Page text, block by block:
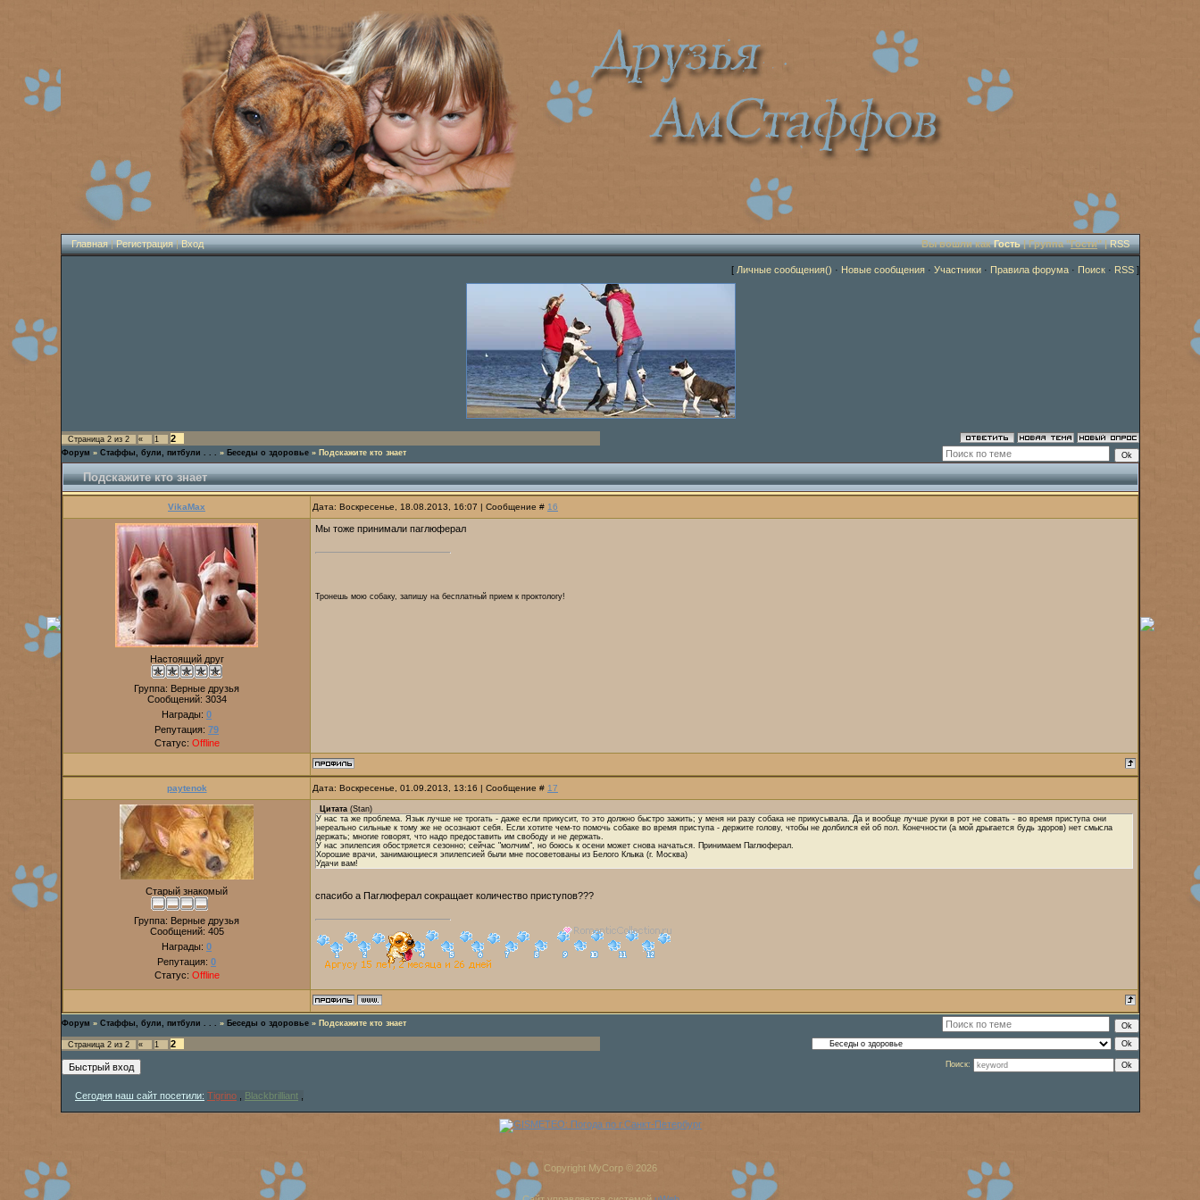
Главная|Регистрация|Вход Вы вошли какГость| Группа "Гости" |RSS
[ Личные сообщения() · Новые сообщения · Участники · Правила форума · Поиск · RSS ]
Страница 2 из 2 « 1 2
Форум » Стаффы, були, питбули . . . » Беседы о здоровье » Подскажите кто знает
Подскажите кто знает
VikaMax Дата: Воскресенье, 18.08.2013, 16:07 | Сообщение # 16
Настоящий друг
Группа: Верные друзья
Сообщений: 3034
Награды: 0
Репутация: 79
Статус: Offline
Мы тоже принимали паглюферал
Тронешь мою собаку, запишу на бесплатный прием к проктологу!
paytenok Дата: Воскресенье, 01.09.2013, 13:16 | Сообщение # 17
Старый знакомый
Группа: Верные друзья
Сообщений: 405
Награды: 0
Репутация: 0
Статус: Offline
Цитата (Stan)
У нас та же проблема. Язык лучше не трогать - даже если прикусит, то это должно быстро зажить; у меня ни разу собака не прикусывала. Да и вообще лучше руки в рот не совать - во время приступа они
нереально сильные к тому же не осознают себя. Если хотите чем-то помочь собаке во время приступа - держите голову, чтобы не долбился ей об пол. Конечности (а мой дрыгается будь здоров) нет смысла
держать; многие говорят, что надо предоставить им свободу и не держать.
У нас эпилепсия обостряется сезонно; сейчас "молчим", но боюсь к осени может снова начаться. Принимаем Паглюферал.
Хорошие врачи, занимающиеся эпилепсией были мне посоветованы из Белого Клыка (г. Москва)
Удачи вам!
спасибо а Паглюферал сокращает количество приступов???
Форум » Стаффы, були, питбули . . . » Беседы о здоровье » Подскажите кто знает
Страница 2 из 2 « 1 2
Поиск:
Сегодня наш сайт посетили: Tigrino Blackbrilliant
Copyright MyCorp © 2026